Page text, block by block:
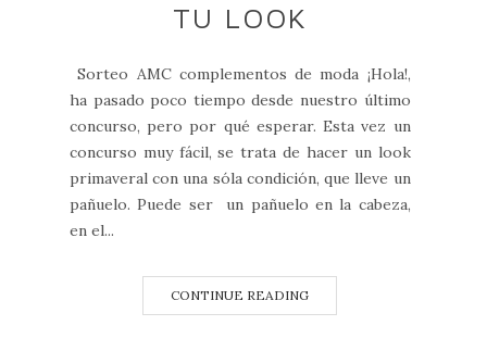
TU LOOK
Sorteo AMC complementos de moda ¡Hola!,
ha pasado poco tiempo desde nuestro último
concurso, pero por qué esperar. Esta vez un
concurso muy fácil, se trata de hacer un look
primaveral con una sóla condición, que lleve un
pañuelo. Puede ser un pañuelo en la cabeza,
en el...
CONTINUE READING